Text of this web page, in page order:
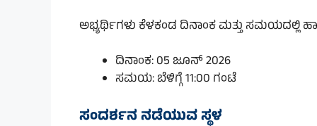
ಅಭ್ಯರ್ಥಿಗಳು ಕೆಳಕಂಡ ದಿನಾಂಕ ಮತ್ತು ಸಮಯದಲ್ಲಿ
ದಿನಾಂಕ: 05 ಜೂನ್ 2026
ಸಮಯ: ಬೆಳಿಗ್ಗೆ 11:00 ಗಂಟೆ
ಸಂದರ್ಶನ ನಡೆಯುವ ಸ್ಥಳ